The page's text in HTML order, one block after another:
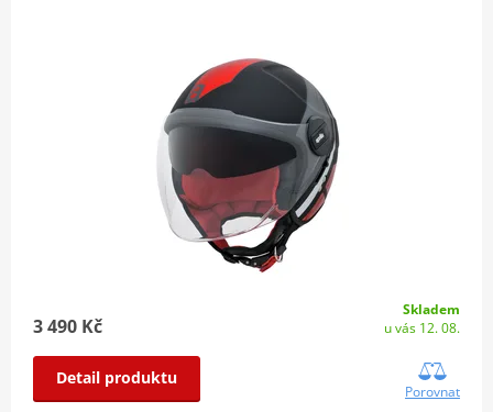
3 490 Kč
Skladem
u vás 12. 08.
Detail produktu
Porovnat